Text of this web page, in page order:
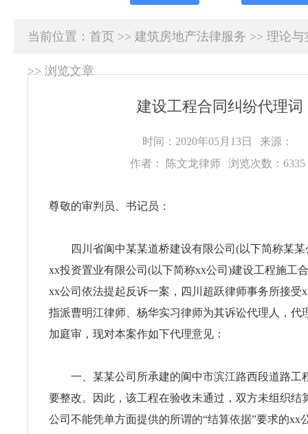
当前位置： 首页 >> 建筑房地产法律服务 >> 理论与
>>浏览文章
建设工程合同纠纷代理词
时间：2020年05月13日
来源：
作者： 陈文龙律师
浏览次数：
尊敬的审判员、书记员：
四川省阆中某某道桥建设有限公司(以下简称某某
xx投资置业有限公司(以下简称xx公司)建设工程施工
xx公司依法提起反诉一案，四川超跃律师事务所接受
指派曹明江律师、杨华实习律师为其诉讼代理人，代
加庭审，现对本案作如下代理意见：
一、某某公司所承建的阆中市滨江路西段道路工
要整改。因此，该工程在验收未通过，双方未组织结
公司不能凭单方面提供的所谓的“结算依据”要求的xx